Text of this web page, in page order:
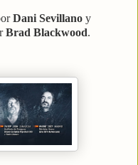
Dani Sevillano y
Brad Blackwood.